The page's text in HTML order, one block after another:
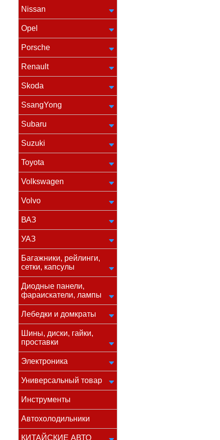
Nissan
Opel
Porsche
Renault
Skoda
SsangYong
Subaru
Suzuki
Toyota
Volkswagen
Volvo
ВАЗ
УАЗ
Багажники, рейлинги,
сетки, капсулы
Диодные панели,
фараискатели, лампы
Лебедки и домкраты
Шины, диски, гайки,
проставки
Электроника
Универсальный товар
Инструменты
Автохолодильники
КИТАЙСКИЕ АВТО